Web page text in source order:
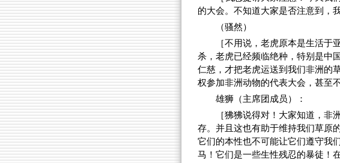
的大会。不知道大家是否注意到，
（骚然）
［不用说，老虎原本是生活
杀，老虎已经频临绝种，特别是中
仁慈，才把老虎运送到我们非洲的
权参加非洲动物的代表大会，甚至
雄狮（主席团成员）：
［狒狒说得对！大家知道，非
存。并且这也有助于维持我们草原
它们的本性也不可能让它们遵守我
马！它们是一些生性残忍的暴徒！